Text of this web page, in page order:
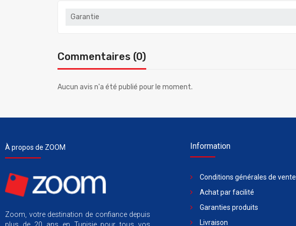
Garantie
Commentaires (0)
Aucun avis n'a été publié pour le moment.
À propos de ZOOM
Zoom, votre destination de confiance depuis
Information
Conditions générales de vente
Achat par facilité
Garanties produits
Livraison